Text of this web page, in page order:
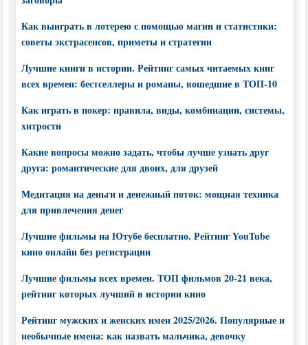
Как выиграть в лотерею с помощью магии и статистики:
советы экстрасенсов, приметы и стратегии
Лучшие книги в истории. Рейтинг самых читаемых книг
всех времен: бестселлеры и романы, вошедшие в ТОП-10
Как играть в покер: правила, виды, комбинации, системы,
хитрости
Какие вопросы можно задать, чтобы лучше узнать друг
друга: романтические для двоих, для друзей
Медитация на деньги и денежный поток: мощная техника
для привлечения денег
Лучшие фильмы на Ютубе бесплатно. Рейтинг YouTube
кино онлайн без регистрации
Лучшие фильмы всех времен. ТОП фильмов 20-21 века,
рейтинг которых лучший в истории кино
Рейтинг мужских и женских имен 2025/2026. Популярные и
необычные имена: как назвать мальчика, девочку